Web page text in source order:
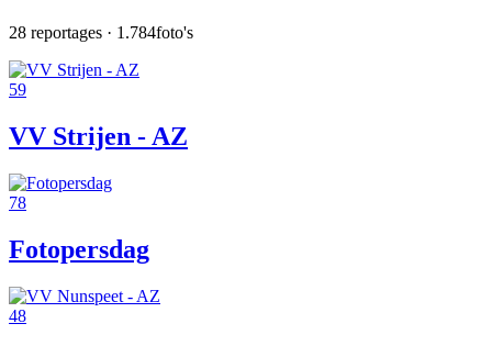
28 reportages · 1.784foto's
59
VV Strijen - AZ
78
Fotopersdag
48